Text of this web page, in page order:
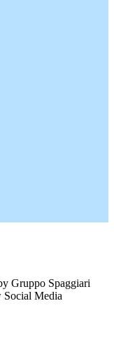
Gruppo Spaggiari
Media